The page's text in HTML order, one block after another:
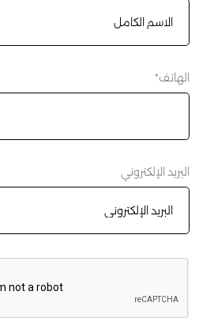
الهاتف*
البريد الإلكتروني